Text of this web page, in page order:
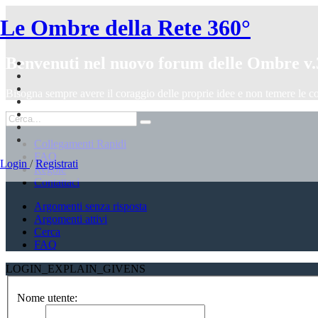
Le Ombre della Rete 360°
Login / Registrati
Benvenuti nel nuovo forum delle Ombre
Bisogna sempre avere il coraggio delle proprie idee e non temere le
Collegamenti Rapidi
FAQ
Regole
Contattaci
Argomenti senza risposta
Argomenti attivi
Cerca
FAQ
LOGIN_EXPLAIN_GIVENS
Nome utente: